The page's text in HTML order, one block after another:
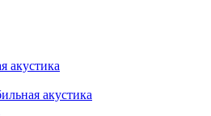
акустика
акустика